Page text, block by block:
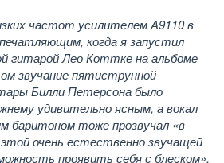
частот усилителем A9110 в
когда я запустил
гитарой Лео Коттке на альбоме
звучание пятиструнной
Билли Петерсона было
удивительно ясным, а вокал
баритоном тоже прозвучал «в
очень естественно звучащей
проявить себя с блеском».